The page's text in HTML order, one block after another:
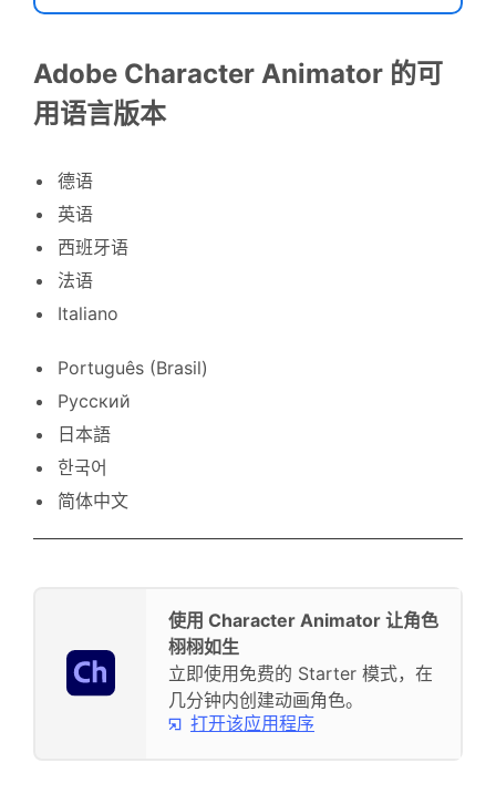
Adobe Character Animator 的可
用语言版本
德语
英语
西班牙语
法语
Italiano
Português (Brasil)
Русский
日本語
한국어
简体中文
使用 Character Animator 让角色
栩栩如生
立即使用免费的 Starter 模式，在
几分钟内创建动画角色。
打开该应用程序